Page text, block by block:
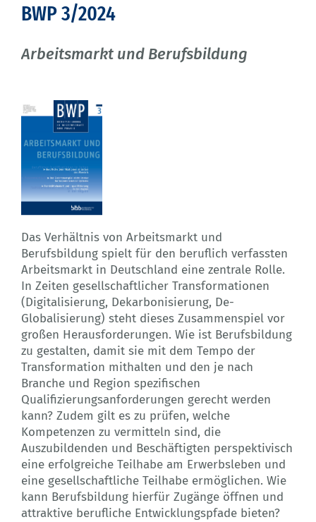
BWP 3/2024
Arbeitsmarkt und Berufsbildung
Das Verhältnis von Arbeitsmarkt und
Berufsbildung spielt für den beruflich verfassten
Arbeitsmarkt in Deutschland eine zentrale Rolle.
In Zeiten gesellschaftlicher Transformationen
(Digitalisierung, Dekarbonisierung, De-
Globalisierung) steht dieses Zusammenspiel vor
großen Herausforderungen. Wie ist Berufsbildung
zu gestalten, damit sie mit dem Tempo der
Transformation mithalten und den je nach
Branche und Region spezifischen
Qualifizierungsanforderungen gerecht werden
kann? Zudem gilt es zu prüfen, welche
Kompetenzen zu vermitteln sind, die
Auszubildenden und Beschäftigten perspektivisch
eine erfolgreiche Teilhabe am Erwerbsleben und
eine gesellschaftliche Teilhabe ermöglichen. Wie
kann Berufsbildung hierfür Zugänge öffnen und
attraktive berufliche Entwicklungspfade bieten?